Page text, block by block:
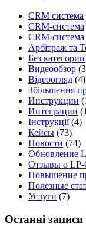
CRM система
CRM-система
CRM-система
Арбітраж та
Без категории
Видеообзор
Відеоогляд (4)
Збільшення
Инструкции
Интеграции
Інструкції(4)
Кейсы (73)
Новости (74)
Обновление
Отзывы о
Повышение
Полезные
Услуги (7)
Останні записи